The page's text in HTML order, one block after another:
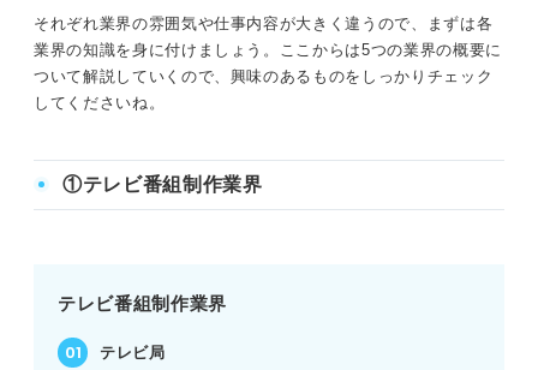
それぞれ業界の雰囲気や仕事内容が大きく違うので、まずは各
業界の知識を身に付けましょう。ここからは5つの業界の概要に
ついて解説していくので、興味のあるものをしっかりチェック
してくださいね。
①テレビ番組制作業界
テレビ番組制作業界
テレビ局